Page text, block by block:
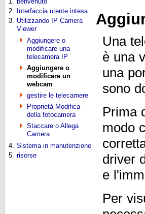
2.
Interfaccia utente intesa
3. Utilizzando IP Camera
Viewer
Aggiungere o
modificare una
telecamera IP
Aggiungere o
modificare un
webcam
gestire le telecamere
Proprietà Modifica
della fotocamera
Staccare o Allega
Camera
4. Sistema in manutenzione
5. risorse
Una
è una
una
sono
Prima
modo
driver
e
Per